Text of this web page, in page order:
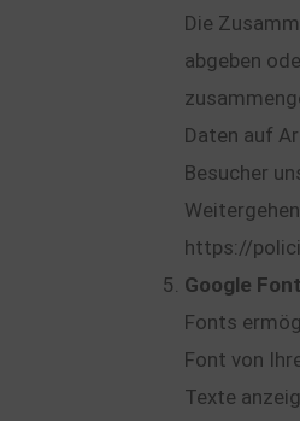
Die
abgeben
Daten auf
Besucher
https://
Google
Fonts
Font von
Texte